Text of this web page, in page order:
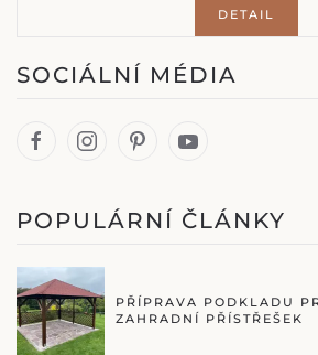
DETAIL
SOCIÁLNÍ MÉDIA
POPULÁRNÍ ČLÁNKY
PŘÍPRAVA PODKLADU
ZAHRADNÍ PŘÍSTŘEŠEK